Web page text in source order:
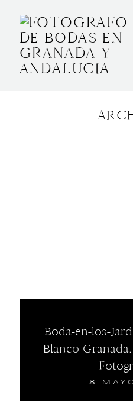
Boda-en-los-
Blanco-
8